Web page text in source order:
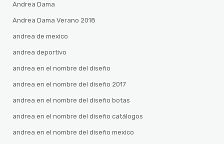
Andrea Dama
Andrea Dama Verano 2018
andrea de mexico
andrea deportivo
andrea en el nombre del diseño
andrea en el nombre del diseño 2017
andrea en el nombre del diseño botas
andrea en el nombre del diseño catálogos
andrea en el nombre del diseño mexico